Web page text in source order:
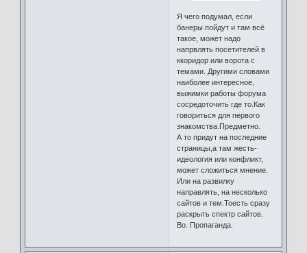
Я чего подумал, если
банеры пойдут и там всё
такое, может надо
напрвлять посетителей в
ккоридор или ворота с
темами. Другими словами
наиболее интересное,
выжимки работы форума
сосредоточить где то.Как
говориться для первого
знакомства.Предметно.
А то придут на последние
страницы,а там жесть-
идеология или конфликт,
может сложиться мнение.
Или на развилку
направлять, на несколько
сайтов и тем.Тоесть сразу
раскрыть спектр сайтов.
Во. Пропаганда.